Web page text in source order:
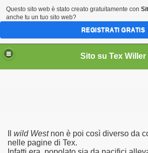
Sito su Tex Willer
wild West non è poi così diverso da
nelle pagine di Tex.
d'america
Questo sito web è stato creato gratuitamente con
anche tu un tuo sito web?
REGISTRATI GRATIS